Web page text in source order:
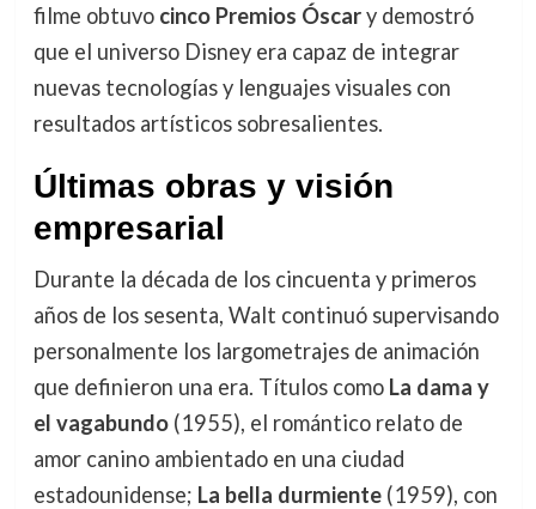
filme obtuvo cinco Premios Óscary demostró
que el universo Disney era capaz de integrar
nuevas tecnologías y lenguajes visuales con
resultados artísticos sobresalientes.
Últimas obras y visión
empresarial
Durante la década de los cincuenta y primeros
años de los sesenta, Walt continuó supervisando
personalmente los largometrajes de animación
que definieron una era. Títulos como La dama y
el vagabundo(1955), el romántico relato de
amor canino ambientado en una ciudad
estadounidense; La bella durmiente(1959), con